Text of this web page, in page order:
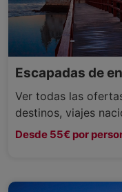
Escapadas de
Ver todas las
destinos, viajes
Desde 55€ por